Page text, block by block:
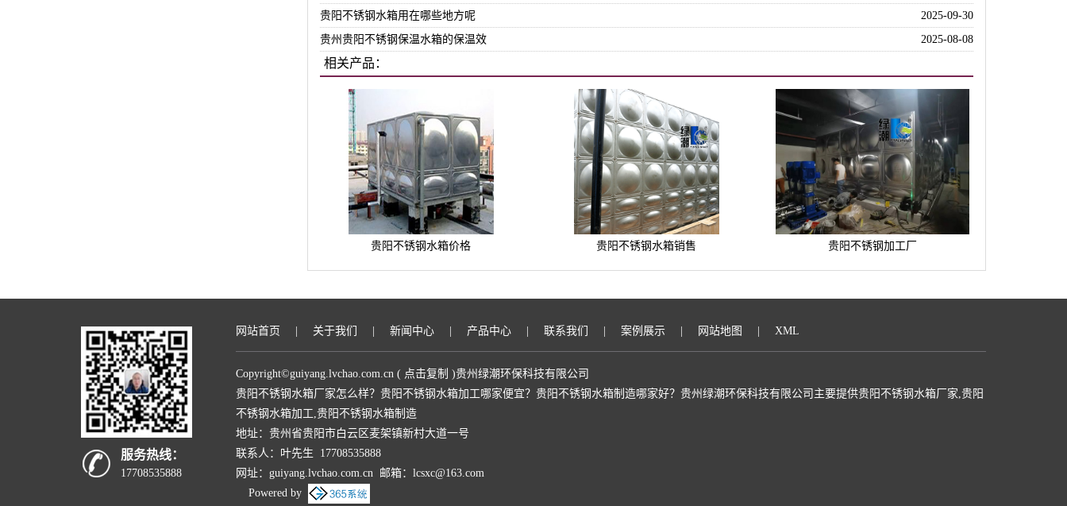
贵阳不锈钢水箱用在哪些地方呢
2025-09-30
贵州贵阳不锈钢保温水箱的保温效
2025-08-08
相关产品：
贵阳不锈钢水箱价格 贵阳不锈钢水箱销售 贵阳不锈钢加工厂
服务热线：
17708535888
网站首页 关于我们 新闻中心 产品中心 联系我们 案例展示 网站地图 XML
Copyright©guiyang.lvchao.com.cn ( 点击复制 )贵州绿潮环保科技有限公司
贵阳不锈钢水箱厂家怎么样？贵阳不锈钢水箱加工哪家便宜？贵阳不锈钢水箱制造哪家好？贵州绿潮环保科技有限公司主要提供贵阳不锈钢水箱厂家,贵阳
不锈钢水箱加工,贵阳不锈钢水箱制造
地址：贵州省贵阳市白云区麦架镇新村大道一号
联系人：叶先生 17708535888
网址：guiyang.lvchao.com.cn 邮箱：lcsxc@163.com
Powered by